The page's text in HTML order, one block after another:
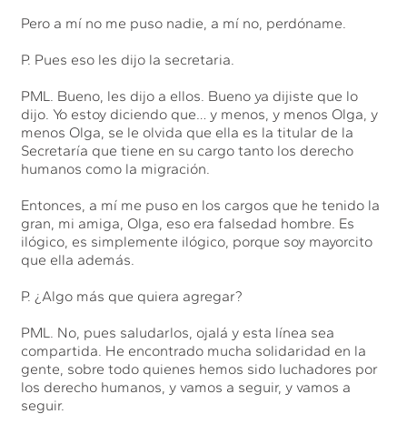
Pero a mí no me puso nadie, a mí no, perdóname.
P. Pues eso les dijo la secretaria.
PML. Bueno, les dijo a ellos. Bueno ya dijiste que lo
dijo. Yo estoy diciendo que… y menos, y menos Olga, y
menos Olga, se le olvida que ella es la titular de la
Secretaría que tiene en su cargo tanto los derecho
humanos como la migración.
Entonces, a mí me puso en los cargos que he tenido la
gran, mi amiga, Olga, eso era falsedad hombre. Es
ilógico, es simplemente ilógico, porque soy mayorcito
que ella además.
P. ¿Algo más que quiera agregar?
PML. No, pues saludarlos, ojalá y esta línea sea
compartida. He encontrado mucha solidaridad en la
gente, sobre todo quienes hemos sido luchadores por
los derecho humanos, y vamos a seguir, y vamos a
seguir.